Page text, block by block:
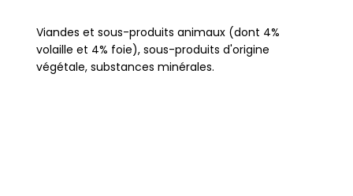
Viandes et sous-produits animaux (dont 4%
volaille et 4% foie), sous-produits d'origine
végétale, substances minérales.